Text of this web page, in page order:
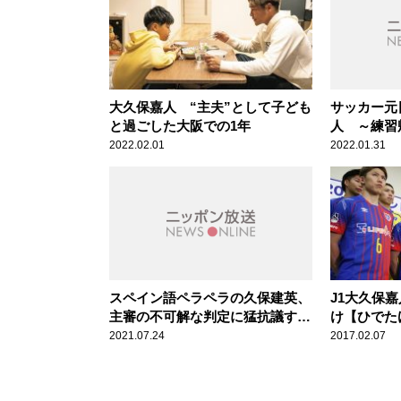
大久保嘉人 “主夫”として子ども
と過ごした大阪での1年
2022.02.01
サッカー
人 ～練習
めよう」と
2022.01.31
スペイン語ペラペラの久保建英、
主審の不可解な判定に猛抗議する
シーンも ～20歳にしてチームを
2021.07.24
J1大久保
け【ひで
2017.02.07